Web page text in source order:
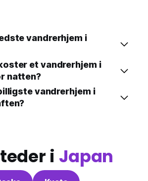
vandrerhjem i
et vandrerhjem i
natten?
vandrerhjem i
i Japan